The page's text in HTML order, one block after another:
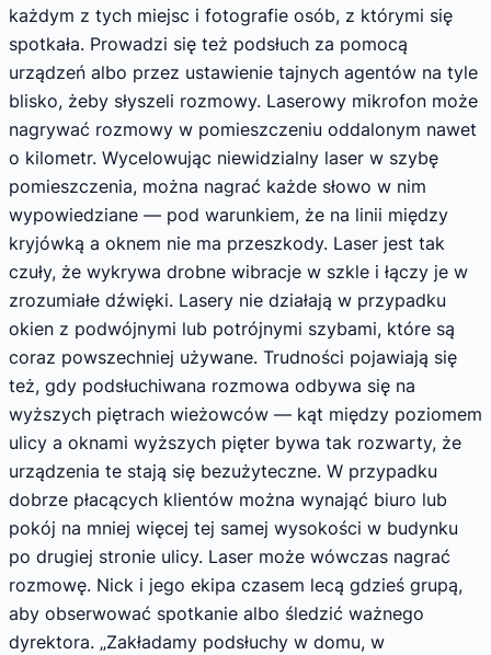
każdym z tych miejsc i fotografie osób, z którymi się
spotkała. Prowadzi się też podsłuch za pomocą
urządzeń albo przez ustawienie tajnych agentów na tyle
blisko, żeby słyszeli rozmowy. Laserowy mikrofon może
nagrywać rozmowy w pomieszczeniu oddalonym nawet
o kilometr. Wycelowując niewidzialny laser w szybę
pomieszczenia, można nagrać każde słowo w nim
wypowiedziane — pod warunkiem, że na linii między
kryjówką a oknem nie ma przeszkody. Laser jest tak
czuły, że wykrywa drobne wibracje w szkle i łączy je w
zrozumiałe dźwięki. Lasery nie działają w przypadku
okien z podwójnymi lub potrójnymi szybami, które są
coraz powszechniej używane. Trudności pojawiają się
też, gdy podsłuchiwana rozmowa odbywa się na
wyższych piętrach wieżowców — kąt między poziomem
ulicy a oknami wyższych pięter bywa tak rozwarty, że
urządzenia te stają się bezużyteczne. W przypadku
dobrze płacących klientów można wynająć biuro lub
pokój na mniej więcej tej samej wysokości w budynku
po drugiej stronie ulicy. Laser może wówczas nagrać
rozmowę. Nick i jego ekipa czasem lecą gdzieś grupą,
aby obserwować spotkanie albo śledzić ważnego
dyrektora. „Zakładamy podsłuchy w domu, w